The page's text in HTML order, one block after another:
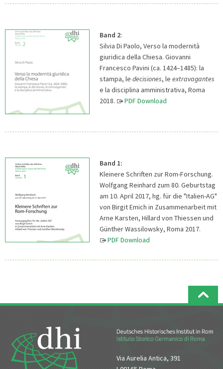
Band 2:
Silvia Di Paolo, Verso la modernità
giuridica della Chiesa. Giovanni
Francesco Pavini (ca. 1424–1485): la
stampa, le decisiones, le extravagantes
e la disciplina amministrativa, Roma
2018.
PDF Download
Band 1:
Kleinere Schriften zur Rom-Forschung.
Wolfgang Reinhard zum 80. Geburtstag
am 10. April 2017, hg. für die "Italien-AG"
von Birgit Emich in Zusammenarbeit mit
Arne Karsten, Hillard von Thiessen und
Günther Wassilowsky, Roma 2017.
PDF Download
Via Aurelia Antica, 391